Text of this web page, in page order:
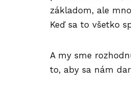
základom, ale
Keď sa to všetko
A my sme
to, aby sa nám